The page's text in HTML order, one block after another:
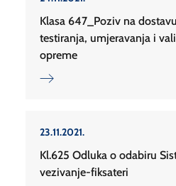
Klasa 647_Poziv na
testiranja, umjeravanja i
opreme
23.11.2021.
Kl.625 Odluka o odabiru
vezivanje-fiksateri